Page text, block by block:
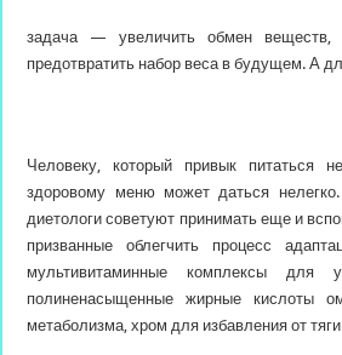
задача — увеличить обмен
предотвратить набор веса в будущем. А
Человеку, который привык питаться
здоровому меню может даться
диетологи советуют принимать еще и
призванные облегчить процесс
мультивитаминные комплексы для
полиненасыщенные жирные кислоты
метаболизма, хром для избавления от